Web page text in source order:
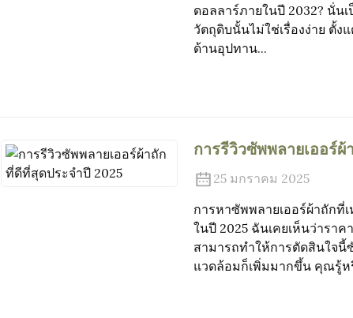
ดอลลาร์ภายในปี 2032? นั่น
วัตถุดิบนั้นไม่ใช่เรื่องง่าย ตั้
ด้านอุปทาน...
การรีวิวซัพพลายเออร์
25 มกราคม 2025
การหาซัพพลายเออร์ผ้าถัก
ในปี 2025 ฉันเคยเห็นว่ารา
สามารถทำให้การตัดสินใจ
แวดล้อมก็เพิ่มมากขึ้น คุณรู้ห